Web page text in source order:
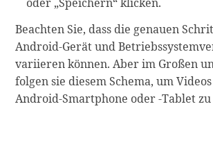
Beachten Sie, dass die genauen
Android-Gerät und
variieren können. Aber im Großen
folgen sie diesem Schema, um
Android-Smartphone oder -Tablet